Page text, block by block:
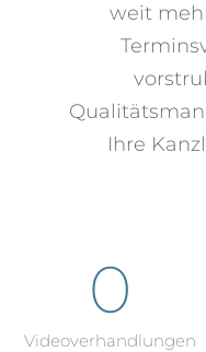
weit
Ihre
Videoverhandlungen
0